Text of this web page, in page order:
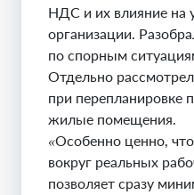
НДС и их влияние на
организации.
по спорным
Отдельно
при перепланировке
жилые помещения.
«Особенно ценно,
вокруг реальных
позволяет сразу